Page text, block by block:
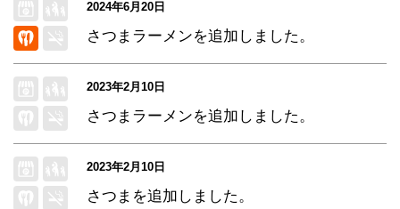
2024年6月20日
さつまラーメンを追加しました。
2023年2月10日
さつまラーメンを追加しました。
2023年2月10日
さつま を追加しました。